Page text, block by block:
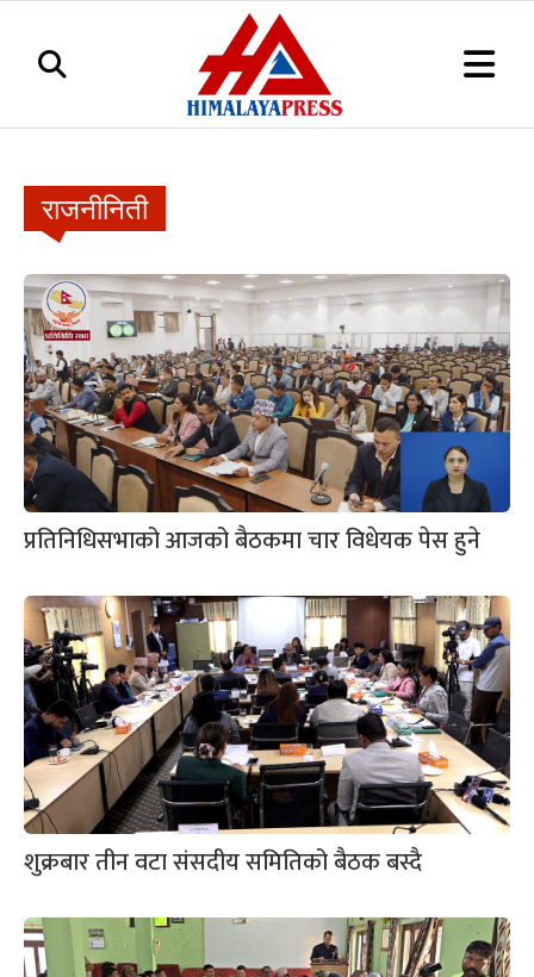
राजनीनिती
प्रतिनिधिसभाको आजको बैठकमा चार विधेयक पेस हुने
शुक्रबार तीन वटा संसदीय समितिको बैठक बस्दै